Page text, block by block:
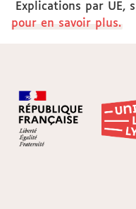
Explications par UE,
pour en savoir plus.